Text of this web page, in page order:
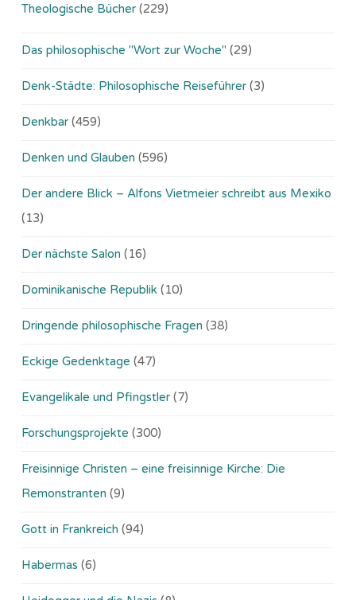
Theologische Bücher (229)
Das philosophische "Wort zur Woche" (29)
Denk-Städte: Philosophische Reiseführer (3)
Denkbar (459)
Denken und Glauben (596)
Der andere Blick – Alfons Vietmeier schreibt aus Mexiko
(13)
Der nächste Salon (16)
Dominikanische Republik (10)
Dringende philosophische Fragen (38)
Eckige Gedenktage (47)
Evangelikale und Pfingstler (7)
Forschungsprojekte (300)
Freisinnige Christen – eine freisinnige Kirche: Die
Remonstranten (9)
Gott in Frankreich (94)
Habermas (6)